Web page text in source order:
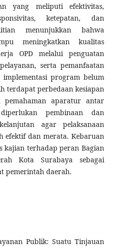
yang meliputi efektivitas,
ketepatan, dan
menunjukkan bahwa
meningkatkan kualitas
OPD melalui penguatan
serta pemanfaatan
program belum
terdapat perbedaan kesiapan
aparatur antar
pembinaan dan
agar pelaksanaan
efektif dan merata. Kebaruan
kajian terhadap peran Bagian
Kota Surabaya sebagai
pemerintah daerah.
Publik: Suatu Tinjauan